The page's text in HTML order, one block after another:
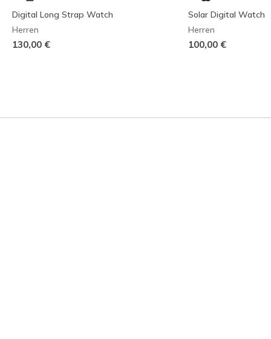
Digital Long Strap Watch
Herren
130,00 €
Solar Digital Watch
Herren
100,00 €